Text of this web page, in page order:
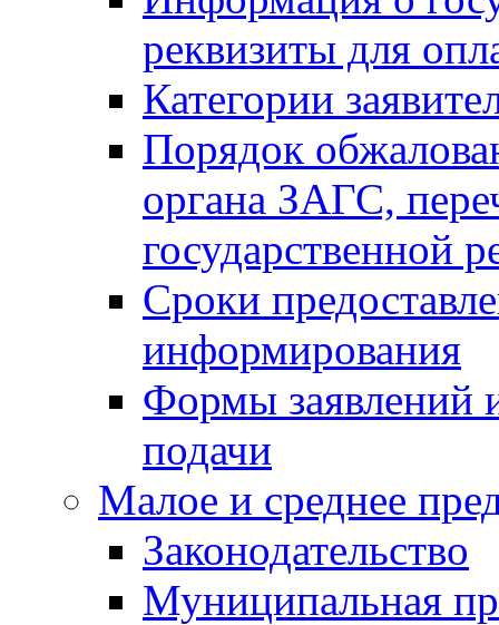
реквизиты для
Категории
Порядок
органа ЗАГС,
государственной
Сроки
информирования
Формы заявлений
подачи
Малое и среднее
Законодательство
Муниципальная